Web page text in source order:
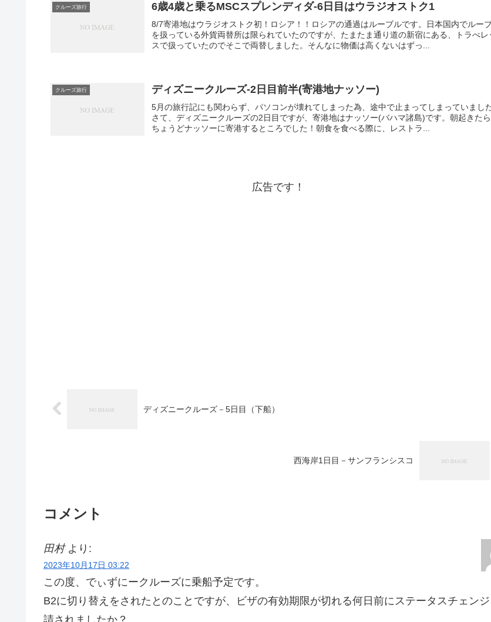
クルーズ旅行 6歳4歳と乗るMSCスプレンディダ-6日目はウラジオストク1
8/7寄港地はウラジオストク初！ロシア！！ロシアの通過はルーブルです。日本国内でルー
を扱っている外貨両替所は限られていたのですが、たまたま通り道の新宿にある、トラべレ
スで扱っていたのでそこで両替しました。そんなに物価は高くないはずっ...
クルーズ旅行 ディズニークルーズ-2日目前半(寄港地ナッソー)
5月の旅行記にも関わらず、パソコンが壊れてしまった為、途中で止まってしまっていまし
さて、ディズニークルーズの2日目ですが、寄港地はナッソー(バハマ諸島)です。朝起きたら
ちょうどナッソーに寄港するところでした！朝食を食べる際に、レストラ...
広告です！
ディズニークルーズ－5日目（下船）
西海岸1日目－サンフランシスコ
コメント
田村 より:
2023年10月17日 03:22
この度、でぃずにークルーズに乗船予定です。
B2に切り替えをされたとのことですが、ビザの有効期限が切れる何日前にステータスチェンジ